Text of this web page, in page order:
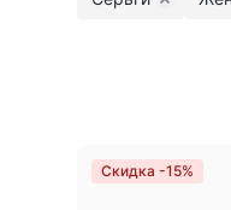
Remove
Скидка -15%